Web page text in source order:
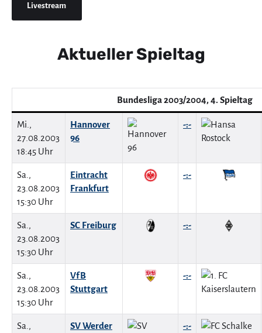
Livestream
Aktueller Spieltag
Bundesliga 2003/2004, 4. Spieltag
Mi.,
27.08.2003
18:45 Uhr
Hannover
96
-:-
Sa.,
23.08.2003
15:30 Uhr
Eintracht
Frankfurt
-:-
Sa.,
23.08.2003
15:30 Uhr
SC Freiburg -:-
Sa.,
23.08.2003
15:30 Uhr
VfB
Stuttgart
-:-
Sa.,
SV Werder
-:-